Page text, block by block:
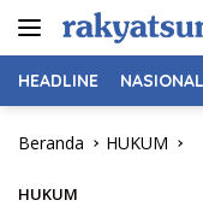
HEADLINE NASIONAL
Beranda HUKUM
HUKUM